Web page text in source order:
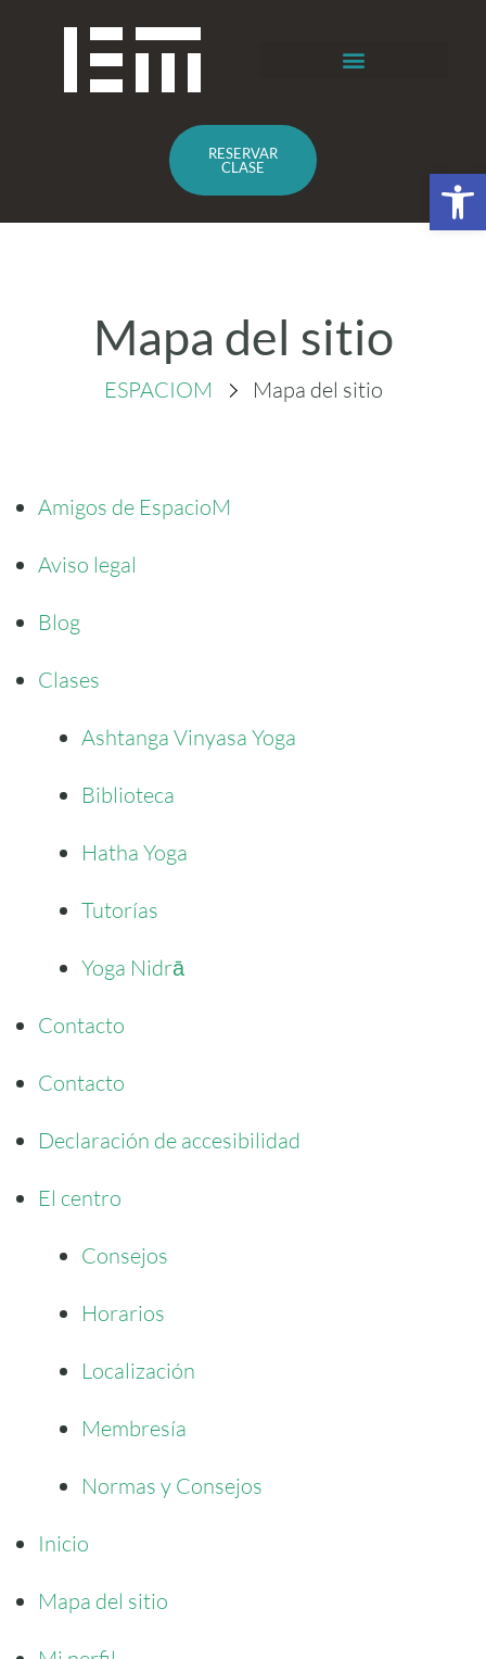
Abrir
RESERVAR
CLASE
Mapa del sitio
ESPACIOM Mapa del sitio
Amigos de EspacioM
Aviso legal
Blog
Clases
Ashtanga Vinyasa Yoga
Biblioteca
Hatha Yoga
Tutorías
Yoga Nidrā
Contacto
Contacto
Declaración de accesibilidad
El centro
Consejos
Horarios
Localización
Membresía
Normas y Consejos
Inicio
Mapa del sitio